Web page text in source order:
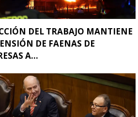
DEL TRABAJO MANTIENE
DE FAENAS DE
A...